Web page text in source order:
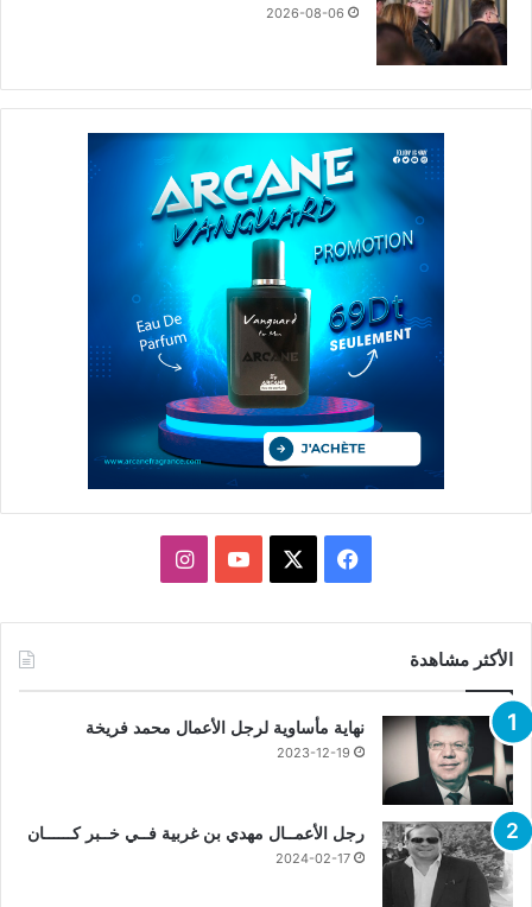
2026-08-06
فيسبوك يوتيوبانستقرام
الأكثر مشاهدة
نهاية مأساوية لرجل الأعمال محمد فريخة
2023-12-19
رجل الأعمــال مهدي بن غربية فــي خــبر كــــــان
2024-02-17